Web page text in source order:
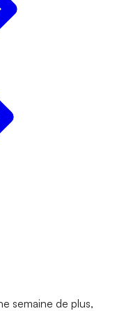
semaine de plus,